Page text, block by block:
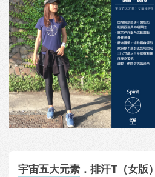
宇宙五大元素 ．排汗T（女版）